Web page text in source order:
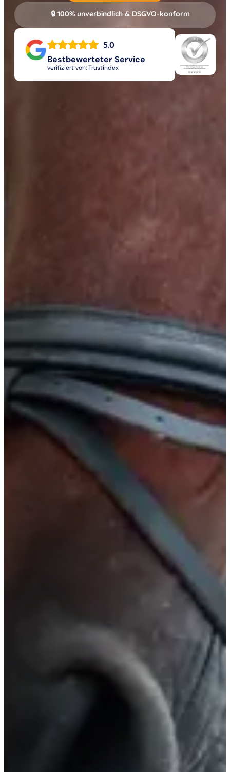
🔒 100% unverbindlich & DSGVO-konform
5.0
Bestbewerteter Service
verifiziert von: Trustindex